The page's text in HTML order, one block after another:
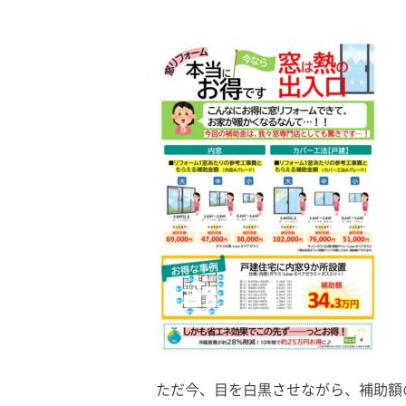
ただ今、目を白黒させながら、補助額